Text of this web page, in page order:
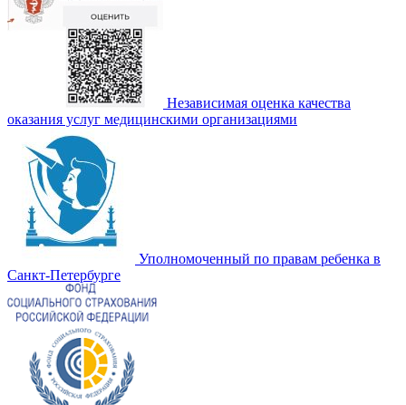
Независимая оценка качества
оказания услуг медицинскими организациями
Уполномоченный по правам ребенка в
Санкт-Петербурге